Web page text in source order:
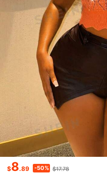
$8.89 -50% $17.78